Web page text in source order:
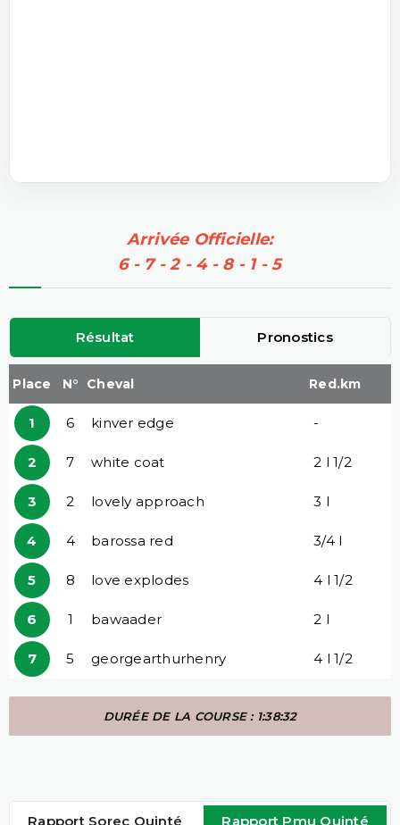
Arrivée Officielle:
6 - 7 - 2 - 4 - 8 - 1 - 5
Résultat Pronostics
Place N° Cheval Red.km
1 6 kinver edge -
2 7 white coat 2 l 1/2
3 2 lovely approach 3 l
4 4 barossa red 3/4 l
5 8 love explodes 4 l 1/2
6 1 bawaader 2 l
7 5 georgearthurhenry 4 l 1/2
DURÉE DE LA COURSE : 1:38:32
Rapport Sorec Quinté Rapport Pmu Quinté